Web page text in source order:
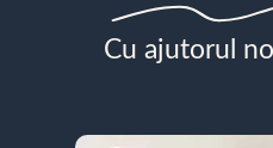
Cu ajutorul